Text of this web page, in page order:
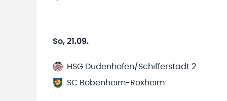
So, 21.09.
HSG Dudenhofen/Schifferstadt 2
SC Bobenheim-Roxheim